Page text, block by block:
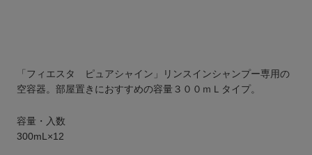
「フィエスタ ピュアシャイン」リンスインシャンプー専用の
空容器。部屋置きにおすすめの容量３００ｍＬタイプ。
容量・入数
300mL×12